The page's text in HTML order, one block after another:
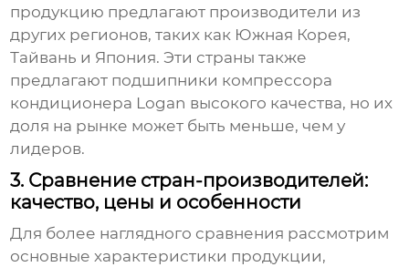
продукцию предлагают производители из
других регионов, таких как Южная Корея,
Тайвань и Япония. Эти страны также
предлагают подшипники компрессора
кондиционера Logan высокого качества, но их
доля на рынке может быть меньше, чем у
лидеров.
3. Сравнение стран-производителей:
качество, цены и особенности
Для более наглядного сравнения рассмотрим
основные характеристики продукции,